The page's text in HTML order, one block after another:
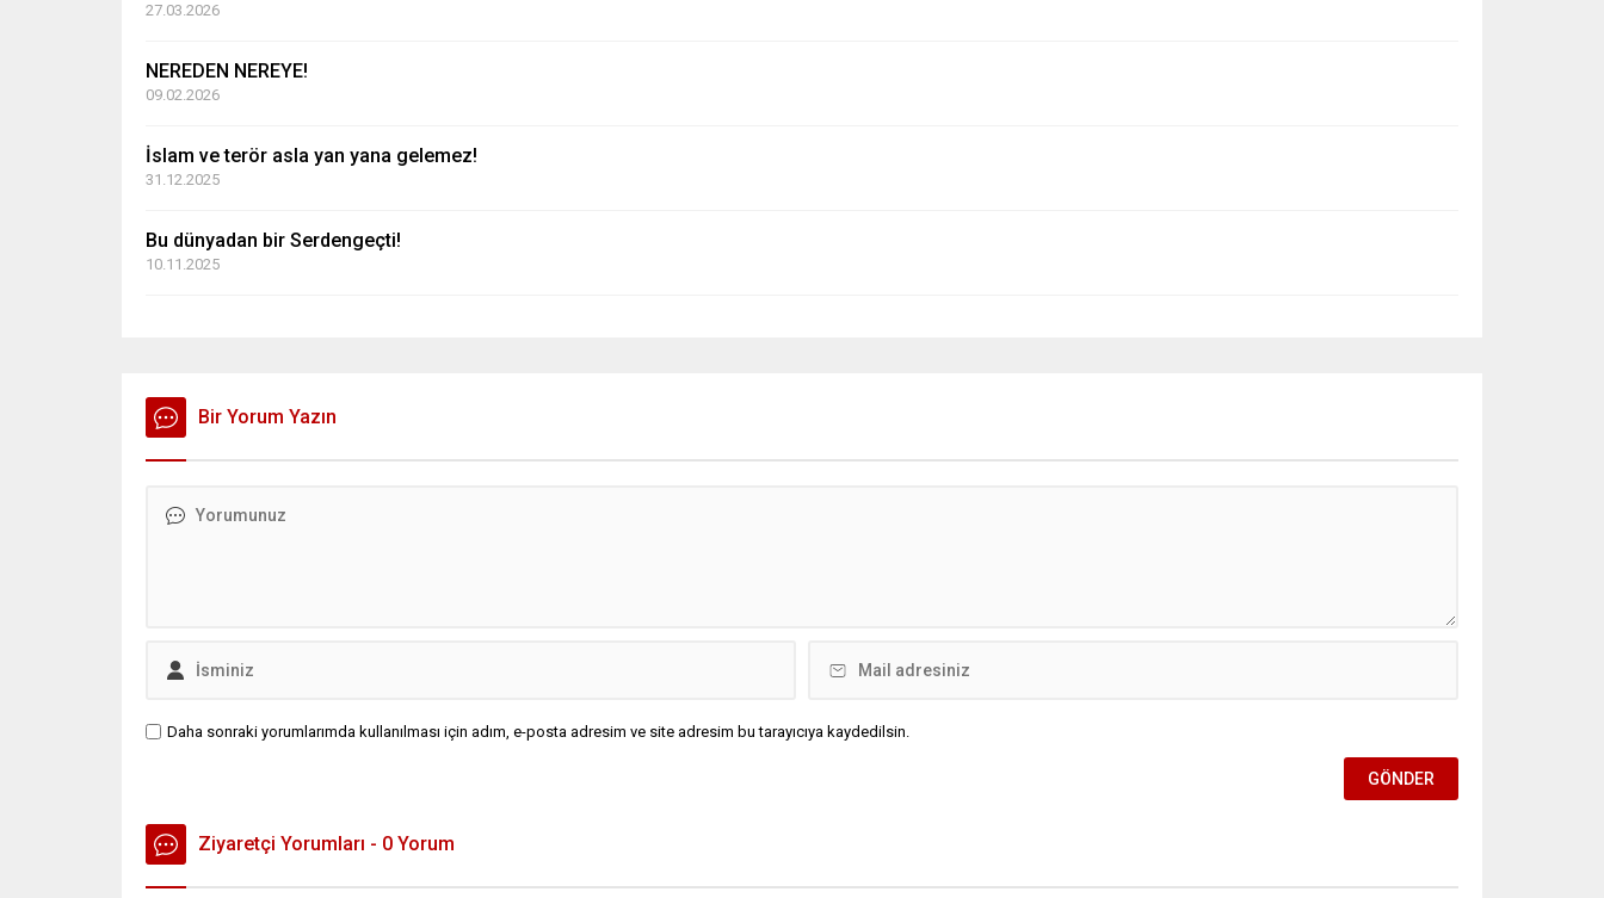
27.03.2026
NEREDEN NEREYE!
09.02.2026
İslam ve terör asla yan yana gelemez!
31.12.2025
Bu dünyadan bir Serdengeçti!
10.11.2025
Bir Yorum Yazın
Daha sonraki yorumlarımda kullanılması için adım, e-posta adresim ve site adresim bu tarayıcıya kaydedilsin.
Ziyaretçi Yorumları - 0 Yorum